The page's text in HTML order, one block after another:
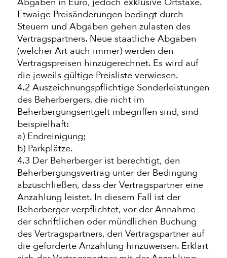
Etwaige Preisänderungen bedingt durch
Steuern und Abgaben gehen zulasten des
Vertragspartners. Neue staatliche Abgaben
(welcher Art auch immer) werden den
Vertragspreisen hinzugerechnet. Es wird auf
die jeweils gültige Preisliste verwiesen.
4.2 Auszeichnungspflichtige Sonderleistungen
des Beherbergers, die nicht im
Beherbergungsentgelt inbegriffen sind, sind
beispielhaft:
a) Endreinigung;
b) Parkplätze.
4.3 Der Beherberger ist berechtigt, den
Beherbergungsvertrag unter der Bedingung
abzuschließen, dass der Vertragspartner eine
Anzahlung leistet. In diesem Fall ist der
Beherberger verpflichtet, vor der Annahme
der schriftlichen oder mündlichen Buchung
des Vertragspartners, den Vertragspartner auf
die geforderte Anzahlung hinzuweisen. Erklärt